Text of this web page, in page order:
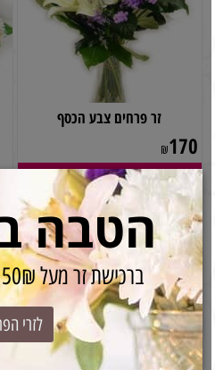
זר פרחים צבע הכסף
₪ 170
קנה עכשיו
הטבה
ברכישת זר מעל 150₪ - המשלוח חינם!
לזרי